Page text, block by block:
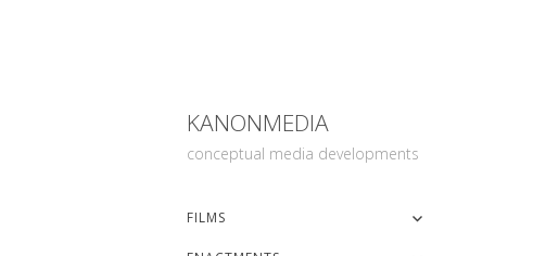
KANONMEDIA
conceptual media developments
FILMS